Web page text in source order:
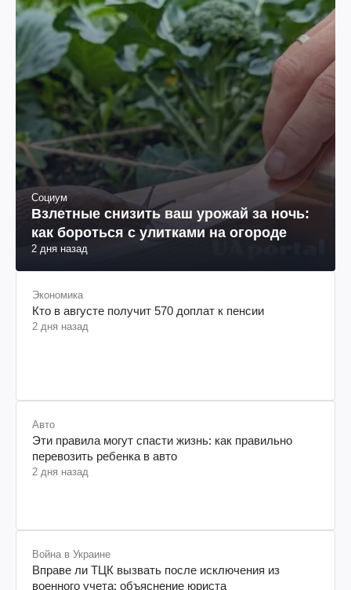
Социум
Взлетные снизить ваш урожай за ночь:
как бороться с улитками на огороде
2 дня назад
Экономика
Кто в августе получит 570 доплат к пенсии
2 дня назад
Авто
Эти правила могут спасти жизнь: как правильно
перевозить ребенка в авто
2 дня назад
Война в Украине
Вправе ли ТЦК вызвать после исключения из
военного учета: объяснение юриста